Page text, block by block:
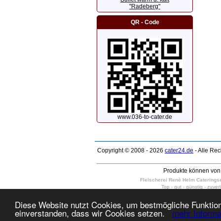
Diese Website nutzt Cookies, um bestmögliche
einverstanden, dass wir Cookies setzen.mehr
"Radeberg"
QR - Code
www.036-to-cater.de
Copyright © 2008 - 2026 cater24.de - Alle
Produkte können
Fleischerei Renè Helm
Top - gut - günstig -
10 - 400 Personen in Dresden
täglich auch am Sonntag und